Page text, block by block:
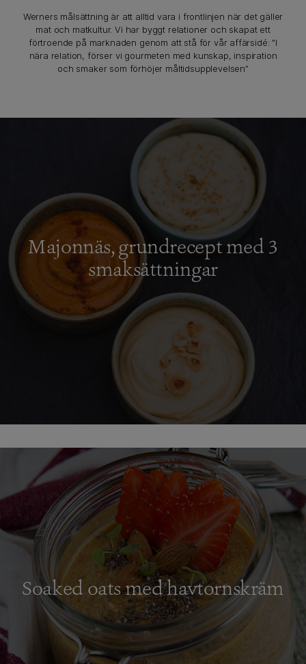
Werners målsättning är att alltid vara i frontlinjen när det gäller
mat och matkultur. Vi har byggt relationer och skapat ett
förtroende på marknaden genom att stå för vår affärsidé: ”I
nära relation, förser vi gourmeten med kunskap, inspiration
och smaker som förhöjer måltidsupplevelsen”
Majonnäs, grundrecept med 3
smaksättningar
Soaked oats med havtornskräm